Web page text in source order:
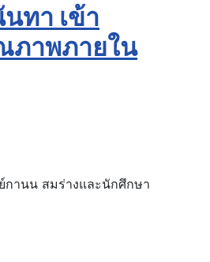
ทา เข้า
ภาพภายใน
กานน สมร่างและนักศึกษา